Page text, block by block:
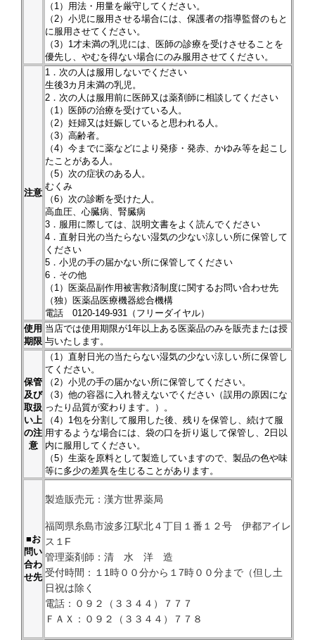
（1）用法・用量を厳守してください。
（2）小児に服用させる場合には、保護者の指導監督のもと
に服用させてください。
（3）1才未満の乳児には、医師の診療を受けさせることを
優先し、やむを得ない場合にのみ服用させてください。
注意
1．次の人は服用しないでください
生後3カ月未満の乳児。
2．次の人は服用前に医師又は薬剤師に相談してください
（1）医師の治療を受けている人。
（2）妊婦又は妊娠していると思われる人。
（3）高齢者。
（4）今までに薬などにより発疹・発赤、かゆみ等を起こし
たことがある人。
（5）次の症状のある人。
むくみ
（6）次の診断を受けた人。
高血圧、心臓病、腎臓病
3．服用に際しては、説明文書をよく読んでください
4．直射日光の当たらない湿気の少ない涼しい所に保管して
ください
5．小児の手の届かない所に保管してください
6．その他
（1）医薬品副作用被害救済制度に関するお問い合わせ先
（独）医薬品医療機器総合機構
電話 0120-149-931（フリーダイヤル）
使用
期限
当店では使用期限が1年以上ある医薬品のみを販売または授
与いたします。
保管
及び
取扱
い上
の注
意
（1）直射日光の当たらない湿気の少ない涼しい所に保管し
てください。
（2）小児の手の届かない所に保管してください。
（3）他の容器に入れ替えないでください（誤用の原因にな
ったり品質が変わります。）。
（4）1包を分割して服用した後、残りを保管し、続けて服
用するような場合には、袋の口を折り返して保管し、2日以
内に服用してください。
（5）生薬を原料として製造していますので、製品の色や味
等に多少の差異を生じることがあります。
■お
問い
合わ
せ先
製造販売元：漢方世界薬局
福岡県糸島市波多江駅北４丁目１番１２号 伊都アイレ
ス１F
管理薬剤師：清 水 洋 造
受付時間：１1時００分から１7時００分まで（但し土
日祝は除く
電話：０９２（３３４４）７７７
ＦＡＸ：０９２（３３４４）７７８